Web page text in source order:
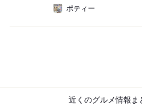
ポティー
近くのグルメ情報ま